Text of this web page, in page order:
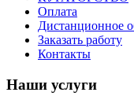
Оплата
Дистанционное
Заказать работу
Контакты
Наши услуги